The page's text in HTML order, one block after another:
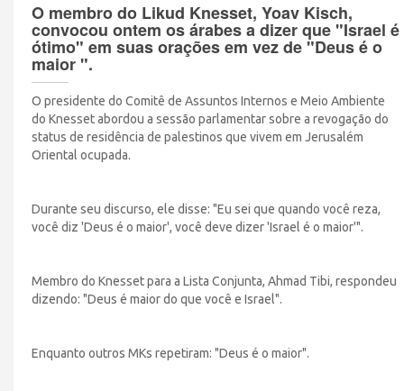
O membro do Likud Knesset, Yoav Kisch,
convocou ontem os árabes a dizer que "Israel é
ótimo" em suas orações em vez de "Deus é o
maior ".
O presidente do Comitê de Assuntos Internos e Meio Ambiente
do Knesset abordou a sessão parlamentar sobre a revogação do
status de residência de palestinos que vivem em Jerusalém
Oriental ocupada.
Durante seu discurso, ele disse: "Eu sei que quando você reza,
você diz 'Deus é o maior', você deve dizer 'Israel é o maior'".
Membro do Knesset para a Lista Conjunta, Ahmad Tibi, respondeu
dizendo: "Deus é maior do que você e Israel".
Enquanto outros MKs repetiram: "Deus é o maior".